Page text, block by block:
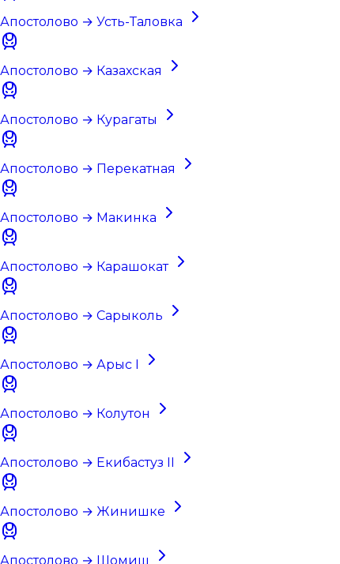
Апостолово → Усть-Таловка
Апостолово → Казахская
Апостолово → Курагаты
Апостолово → Перекатная
Апостолово → Макинка
Апостолово → Карашокат
Апостолово → Сарыколь
Апостолово → Арыс I
Апостолово → Колутон
Апостолово → Екибастуз II
Апостолово → Жинишке
Апостолово → Шомиш